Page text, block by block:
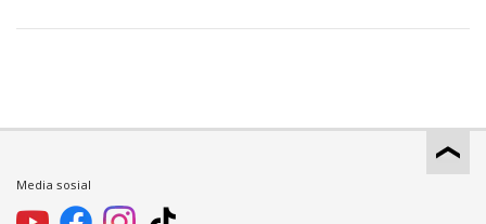
Media sosial